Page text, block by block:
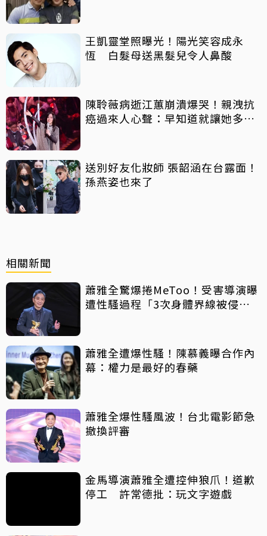
王凱靈堂照曝光！陽光笑容成永
恆 白髮母送黑髮兒令人鼻酸
陳聆薇病逝江蕙崩潰爆哭！親洩抗
癌過來人心聲：早知道就讓她多化
送別好友化妝師 張韶涵在台露面！
孫燕姿也來了
相關新聞
蕭雅全驚爆捲MeToo！受害導演曝
遭性騷過程「3次身體界線被侵
蕭雅全遭爆性騷！陳慕義曝合作內
幕：權力是最好的春藥
蕭雅全爆性騷風波！台北電影節急
撤換評審
金馬導演蕭雅全遭控伸狼爪！道歉
停工 許常德批：玩文字遊戲